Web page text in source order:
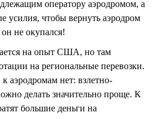
оператору аэродромом, а
усилия, чтобы вернуть аэродром
не окупался!
на опыт США, но там
на региональные перевозки.
аэродромам нет: взлетно-
делать значительно проще. К
большие деньги на